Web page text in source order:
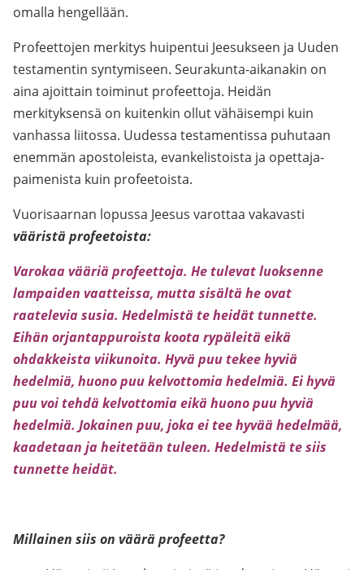
omalla hengellään.
Profeettojen merkitys huipentui Jeesukseen ja Uuden
testamentin syntymiseen. Seurakunta-aikanakin on
aina ajoittain toiminut profeettoja. Heidän
merkityksensä on kuitenkin ollut vähäisempi kuin
vanhassa liitossa. Uudessa testamentissa puhutaan
enemmän apostoleista, evankelistoista ja opettaja-
paimenista kuin profeetoista.
Vuorisaarnan lopussa Jeesus varottaa vakavasti
vääristä profeetoista:
Varokaa vääriä profeettoja. He tulevat luoksenne
lampaiden vaatteissa, mutta sisältä he ovat
raatelevia susia. Hedelmistä te heidät tunnette.
Eihän orjantappuroista koota rypäleitä eikä
ohdakkeista viikunoita. Hyvä puu tekee hyviä
hedelmiä, huono puu kelvottomia hedelmiä. Ei hyvä
puu voi tehdä kelvottomia eikä huono puu hyviä
hedelmiä. Jokainen puu, joka ei tee hyvää hedelmää,
kaadetaan ja heitetään tuleen. Hedelmistä te siis
tunnette heidät.
Millainen siis on väärä profeetta?